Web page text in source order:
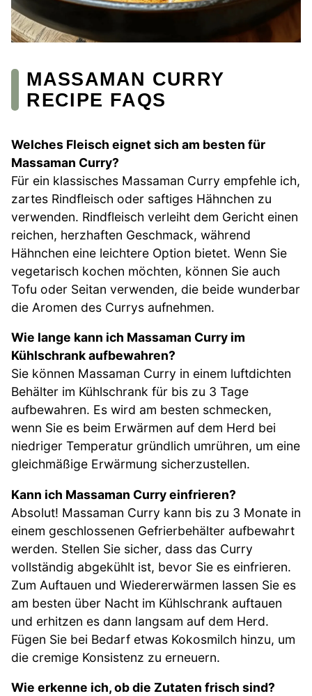
MASSAMAN CURRY
RECIPE FAQS
Welches Fleisch eignet sich am besten für
Massaman Curry?
Für ein klassisches Massaman Curry empfehle ich,
zartes Rindfleisch oder saftiges Hähnchen zu
verwenden. Rindfleisch verleiht dem Gericht einen
reichen, herzhaften Geschmack, während
Hähnchen eine leichtere Option bietet. Wenn Sie
vegetarisch kochen möchten, können Sie auch
Tofu oder Seitan verwenden, die beide wunderbar
die Aromen des Currys aufnehmen.
Wie lange kann ich Massaman Curry im
Kühlschrank aufbewahren?
Sie können Massaman Curry in einem luftdichten
Behälter im Kühlschrank für bis zu 3 Tage
aufbewahren. Es wird am besten schmecken,
wenn Sie es beim Erwärmen auf dem Herd bei
niedriger Temperatur gründlich umrühren, um eine
gleichmäßige Erwärmung sicherzustellen.
Kann ich Massaman Curry einfrieren?
Absolut! Massaman Curry kann bis zu 3 Monate in
einem geschlossenen Gefrierbehälter aufbewahrt
werden. Stellen Sie sicher, dass das Curry
vollständig abgekühlt ist, bevor Sie es einfrieren.
Zum Auftauen und Wiedererwärmen lassen Sie es
am besten über Nacht im Kühlschrank auftauen
und erhitzen es dann langsam auf dem Herd.
Fügen Sie bei Bedarf etwas Kokosmilch hinzu, um
die cremige Konsistenz zu erneuern.
Wie erkenne ich, ob die Zutaten frisch sind?